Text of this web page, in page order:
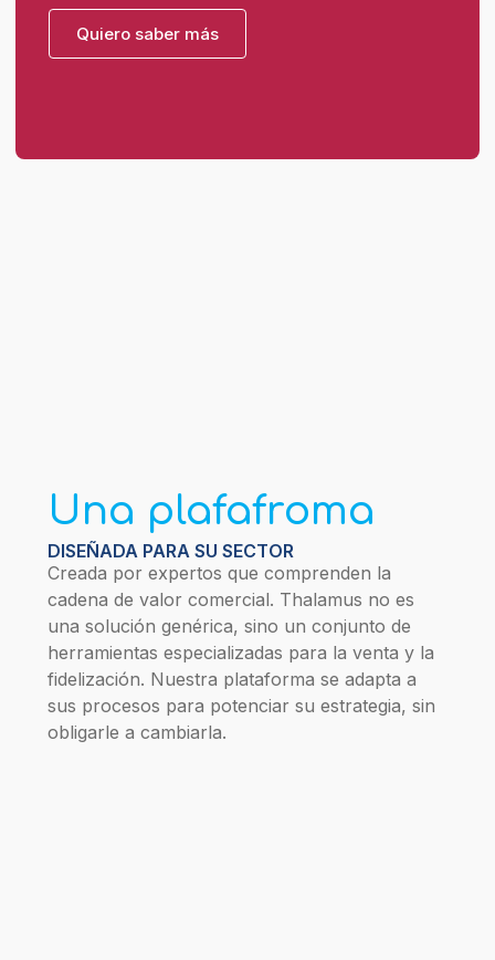
Quiero saber más
Una plafafroma
DISEÑADA PARA SU SECTOR
Creada por expertos que comprenden la
cadena de valor comercial. Thalamus no es
una solución genérica, sino un conjunto de
herramientas especializadas para la venta y la
fidelización. Nuestra plataforma se adapta a
sus procesos para potenciar su estrategia, sin
obligarle a cambiarla.